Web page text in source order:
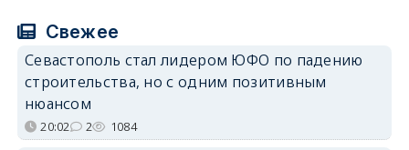
Свежее
Севастополь стал лидером ЮФО по падению
строительства, но с одним позитивным
нюансом
20:02 2 1084